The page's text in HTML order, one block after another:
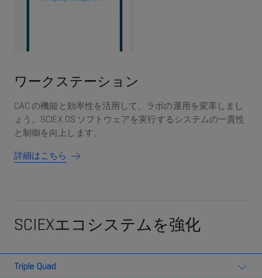
ワークステーション
CAC の機能と効率性を活用して、ラボの運用を変革しまし
ょう。SCIEX OS ソフトウェアを実行するシステムの一貫性
と制御を向上します。
詳細はこちら
SCIEXエコシステムを強化
Triple Quad